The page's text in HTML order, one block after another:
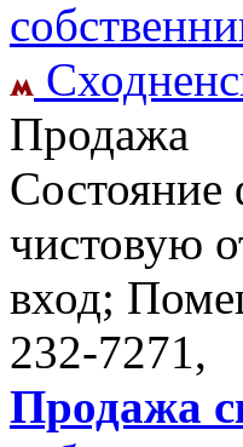
Продажа
Состояние
чистовую
вход;
232-7271,
Продажа